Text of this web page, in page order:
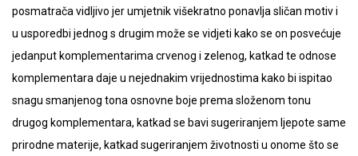
posmatrača vidljivo jer umjetnik višekratno ponavlja sličan motiv i
u usporedbi jednog s drugim može se vidjeti kako se on posvećuje
jedanput komplementarima crvenog i zelenog, katkad te odnose
komplementara daje u nejednakim vrijednostima kako bi ispitao
snagu smanjenog tona osnovne boje prema složenom tonu
drugog komplementara, katkad se bavi sugeriranjem ljepote same
prirodne materije, katkad sugeriranjem životnosti u onome što se